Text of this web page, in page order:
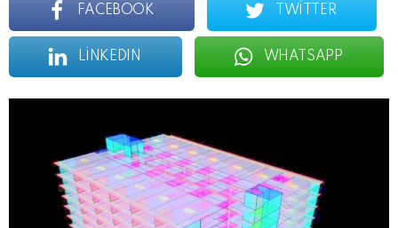
FACEBOOK TWITTER
LINKEDIN WHATSAPP